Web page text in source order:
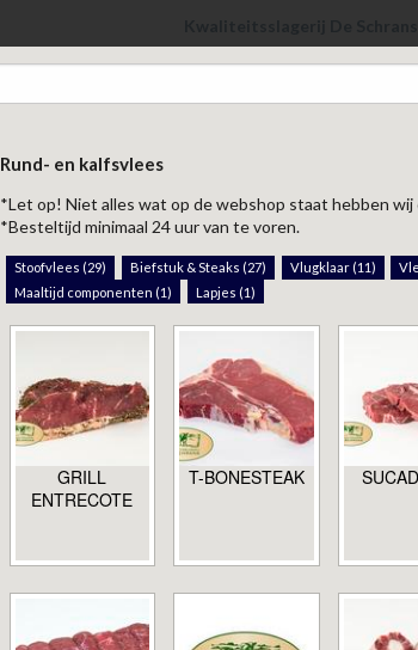
Rund- en kalfsvlees
*Let op! Niet alles wat op de webshop staat hebben
*Besteltijd minimaal 24 uur van te voren.
Stoofvlees (29) Biefstuk & Steaks (27) Vlugklaar (11)
Maaltijd componenten (1)
Lapjes (1)
GRILL
ENTRECOTE
T-BONESTEAK